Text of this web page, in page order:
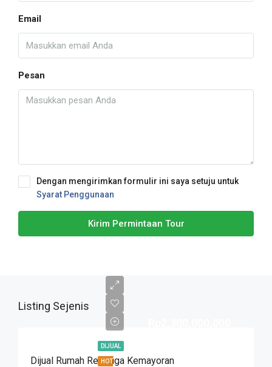
Email
Pesan
Dengan mengirimkan formulir ini saya setuju untuk
Syarat Penggunaan
Kirim Permintaan Tour
Listing Sejenis
DIJUAL
HOT
Dijual Rumah Rembiga Kemayoran